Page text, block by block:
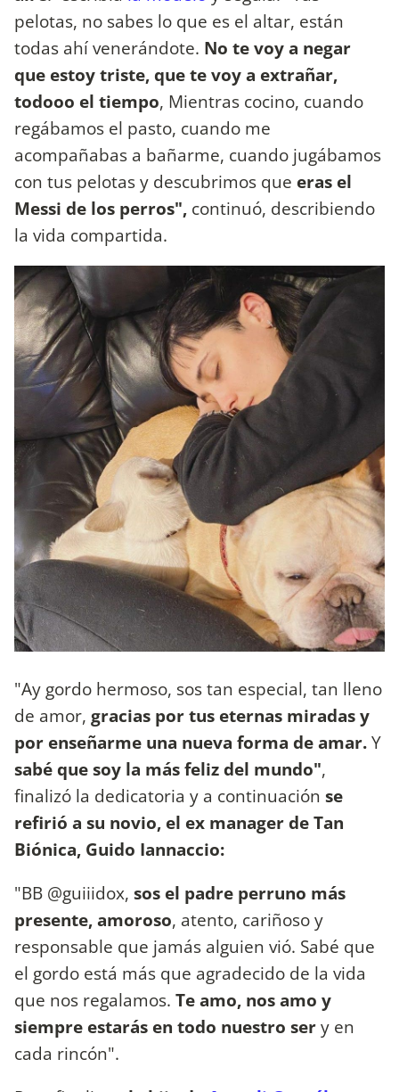
pelotas, no sabes lo que es el altar, están
todas ahí venerándote. No te voy a negar
que estoy triste, que te voy a extrañar,
todooo el tiempo, Mientras cocino, cuando
regábamos el pasto, cuando me
acompañabas a bañarme, cuando jugábamos
con tus pelotas y descubrimos que eras el
Messi de los perros", continuó, describiendo
la vida compartida.
"Ay gordo hermoso, sos tan especial, tan lleno
de amor, gracias por tus eternas miradas y
por enseñarme una nueva forma de amar.Y
sabé que soy la más feliz del mundo",
finalizó la dedicatoria y a continuación se
refirió a su novio, el ex manager de Tan
Biónica, Guido Iannaccio:
"BB @guiiidox, sos el padre perruno más
presente, amoroso, atento, cariñoso y
responsable que jamás alguien vió. Sabé que
el gordo está más que agradecido de la vida
que nos regalamos. Te amo, nos amo y
siempre estarás en todo nuestro sery en
cada rincón".